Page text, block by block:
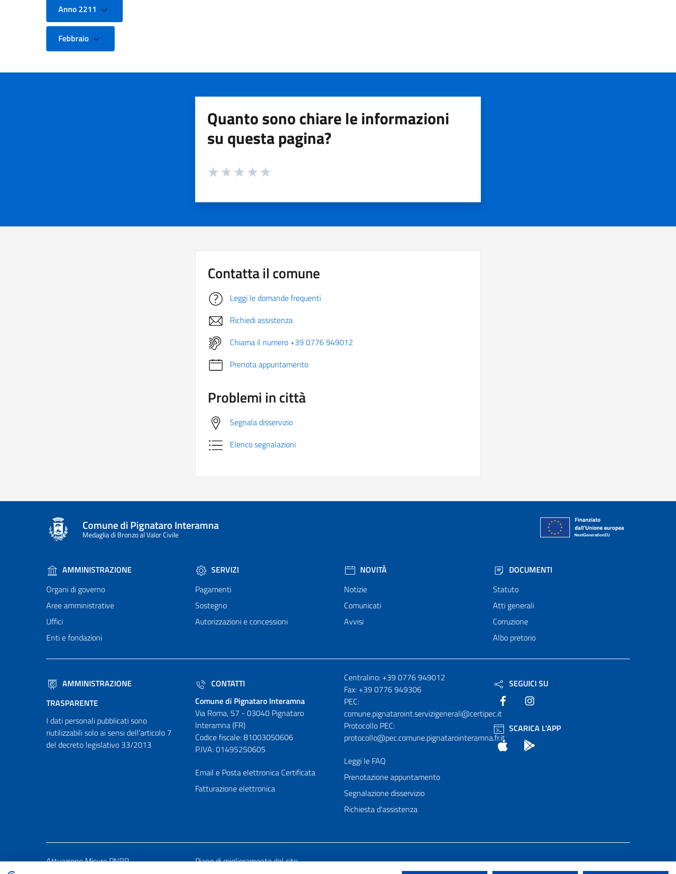
Anno 2211
Febbraio
Quanto sono chiare le informazioni
su questa pagina?
Valuta da 1 a 5 stelle la pagina
Contatta il comune
Leggi le domande frequenti
Richiedi assistenza
Chiama il numero +39 0776 949012
Prenota appuntamento
Problemi in città
Segnala disservizio
Elenco segnalazioni
Comune di Pignataro Interamna
Medaglia di Bronzo al Valor Civile
AMMINISTRAZIONE
Organi di governo
Aree amministrative
Uffici
Enti e fondazioni
SERVIZI
Pagamenti
Sostegno
Autorizzazioni e concessioni
NOVITÀ
Notizie
Comunicati
Avvisi
DOCUMENTI
Statuto
Atti generali
Corruzione
Albo pretorio
AMMINISTRAZIONE
TRASPARENTE
I dati personali pubblicati sono
riutilizzabili solo ai sensi dell'articolo 7
del decreto legislativo 33/2013
CONTATTI
Comune di Pignataro Interamna
Via Roma, 57 - 03040 Pignataro
Interamna (FR)
Codice fiscale: 81003050606
P.IVA: 01495250605
Email e Posta elettronica Certificata
Fatturazione elettronica
Numeri utili
Centralino: +39 0776 949012
Fax: +39 0776 949306
PEC:
comune.pignataroint.servizigenerali@certipec.it
Protocollo PEC:
protocollo@pec.comune.pignatarointeramna.fr.it
Leggi le FAQ
Prenotazione appuntamento
Segnalazione disservizio
Richiesta d'assistenza
SEGUICI SU
Facebook
SCARICA L'APP
App Store
Attuazione Misure PNRR Piano di miglioramento del sito